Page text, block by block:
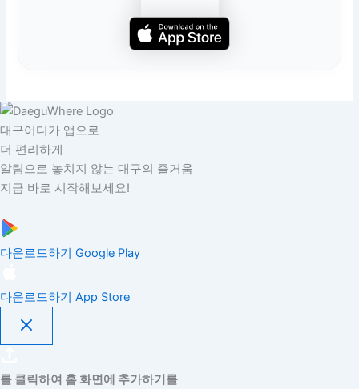
대구어디가 앱으로
더 편리하게
알림으로 놓치지 않는 대구의 즐거움
지금 바로 시작해보세요!
다운로드하기 Google Play
다운로드하기 App Store
를 클릭하여 홈 화면에 추가하기를